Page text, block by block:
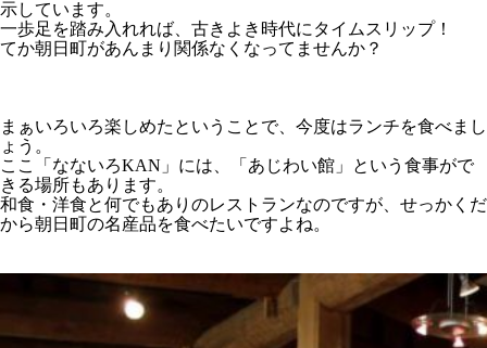
示しています。
一歩足を踏み入れれば、古きよき時代にタイムスリップ！
てか朝日町があんまり関係なくなってませんか？
まぁいろいろ楽しめたということで、今度はランチを食べまし
ょう。
ここ「なないろKAN」には、「あじわい館」という食事がで
きる場所もあります。
和食・洋食と何でもありのレストランなのですが、せっかくだ
から朝日町の名産品を食べたいですよね。